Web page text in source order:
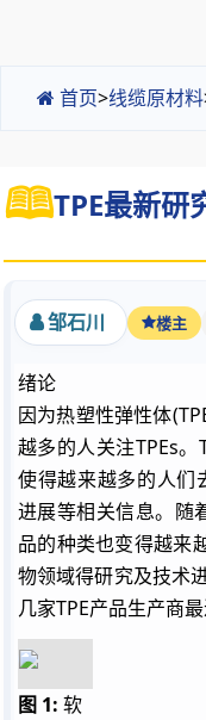
首页>线缆原材料
TPE最新研
邹石川 楼主
绪论
因为热塑性弹性体
越多的人关注TPEs
使得越来越多的人们
进展等相关信息。随
品的种类也变得越来
物领域得研究及技术
几家TPE产品生产商最
图 1: 软